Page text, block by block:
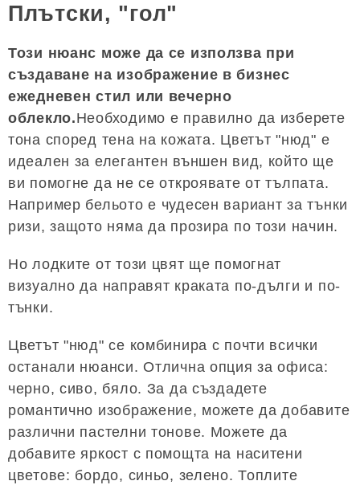
Плътски, "гол"
Този нюанс може да се използва при
създаване на изображение в бизнес
ежедневен стил или вечерно
облекло.Необходимо е правилно да изберете
тона според тена на кожата. Цветът "нюд" е
идеален за елегантен външен вид, който ще
ви помогне да не се откроявате от тълпата.
Например бельото е чудесен вариант за тънки
ризи, защото няма да прозира по този начин.
Но лодките от този цвят ще помогнат
визуално да направят краката по-дълги и по-
тънки.
Цветът "нюд" се комбинира с почти всички
останали нюанси. Отлична опция за офиса:
черно, сиво, бяло. За да създадете
романтично изображение, можете да добавите
различни пастелни тонове. Можете да
добавите яркост с помощта на наситени
цветове: бордо, синьо, зелено. Топлите